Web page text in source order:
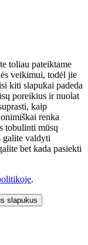
toliau pateiktame
veikimui, todėl jie
kiti slapukai padeda
poreikius ir nuolat
kaip
renka
tobulinti mūsų
galite valdyti
bet kada pasiekti
.
slapukus